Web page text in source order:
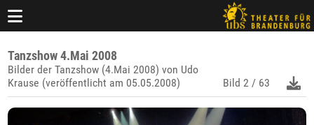
Tanzshow 4.Mai 2008
Bilder der Tanzshow (4.Mai 2008) von Udo
Krause (veröffentlicht am 05.05.2008)
Bild 2 / 63